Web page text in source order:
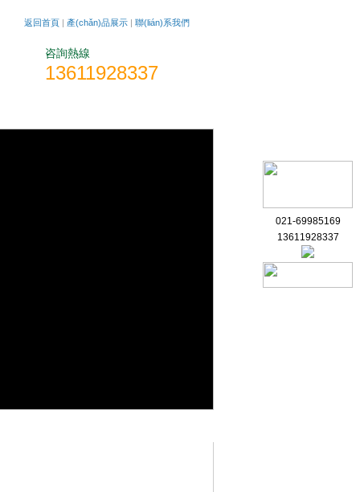
返回首頁| 產(chǎn)品展示| 聯(lián)系我們
咨詢熱線
13611928337
021-69985169
13611928337